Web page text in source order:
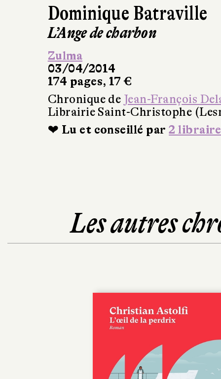
Dominique Batraville
L’Ange de charbon
Zulma
03/04/2014
174 pages, 17 €
Chronique de Jean-François
Librairie Saint-Christophe
❤ Lu et conseillé par2
Les autres